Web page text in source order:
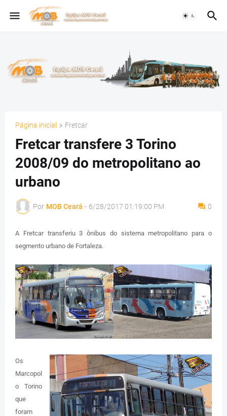
Página inicial Fretcar
Fretcar transfere 3 Torino
2008/09 do metropolitano ao
urbano
Por MOB Ceará - 6/28/2017 01:19:00 PM 0
A Fretcar transferiu 3 ônibus do sistema metropolitano para o
segmento urbano de Fortaleza.
Os
Marcopol
o Torino
que
foram